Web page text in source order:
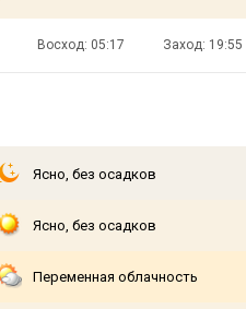
Восход: 05:17 Заход: 19:55
Ясно, без осадков
Ясно, без осадков
Переменная облачность